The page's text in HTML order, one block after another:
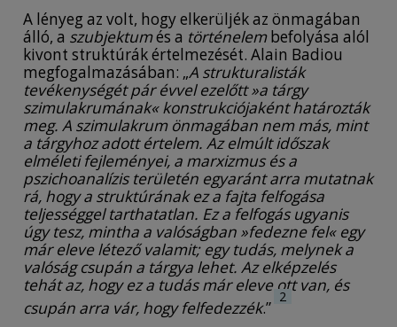
A lényeg az volt, hogy elkerüljék az önmagában
álló, a szubjektumés a történelembefolyása alól
kivont struktúrák értelmezését. Alain Badiou
megfogalmazásában: „A strukturalisták
tevékenységét pár évvel ezelőtt »a tárgy
szimulakrumának« konstrukciójaként határozták
meg. A szimulakrum önmagában nem más, mint
a tárgyhoz adott értelem. Az elmúlt időszak
elméleti fejleményei, a marxizmus és a
pszichoanalízis területén egyaránt arra mutatnak
rá, hogy a struktúrának ez a fajta felfogása
teljességgel tarthatatlan. Ez a felfogás ugyanis
úgy tesz, mintha a valóságban »fedezne fel« egy
már eleve létező valamit; egy tudás, melynek a
valóság csupán a tárgya lehet. Az elképzelés
tehát az, hogy ez a tudás már eleve ott van, és
csupán arra vár, hogy felfedezzék.”
2